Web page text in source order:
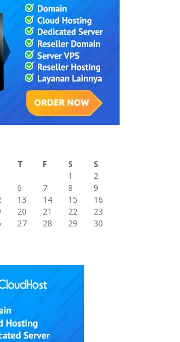
T F S
S
1
2
6 7 8
9
13 14 15
16
20 21 22
23
27 28 29
30